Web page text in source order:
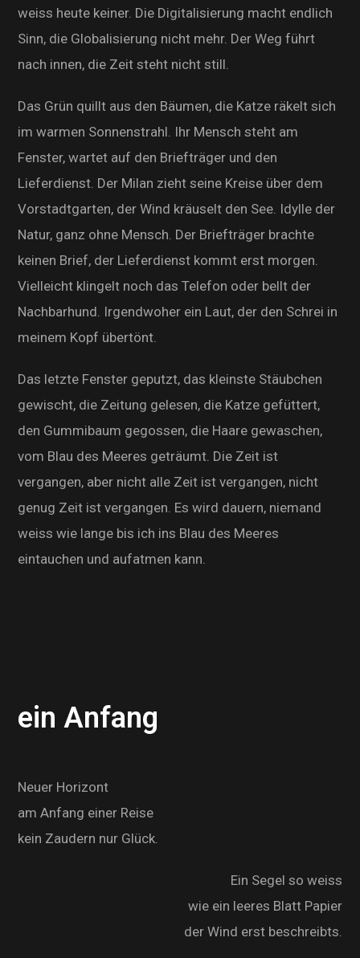
weiss heute keiner. Die Digitalisierung macht endlich
Sinn, die Globalisierung nicht mehr. Der Weg führt
nach innen, die Zeit steht nicht still.
Das Grün quillt aus den Bäumen, die Katze räkelt sich
im warmen Sonnenstrahl. Ihr Mensch steht am
Fenster, wartet auf den Briefträger und den
Lieferdienst. Der Milan zieht seine Kreise über dem
Vorstadtgarten, der Wind kräuselt den See. Idylle der
Natur, ganz ohne Mensch. Der Briefträger brachte
keinen Brief, der Lieferdienst kommt erst morgen.
Vielleicht klingelt noch das Telefon oder bellt der
Nachbarhund. Irgendwoher ein Laut, der den Schrei in
meinem Kopf übertönt.
Das letzte Fenster geputzt, das kleinste Stäubchen
gewischt, die Zeitung gelesen, die Katze gefüttert,
den Gummibaum gegossen, die Haare gewaschen,
vom Blau des Meeres geträumt. Die Zeit ist
vergangen, aber nicht alle Zeit ist vergangen, nicht
genug Zeit ist vergangen. Es wird dauern, niemand
weiss wie lange bis ich ins Blau des Meeres
eintauchen und aufatmen kann.
ein Anfang
Neuer Horizont
am Anfang einer Reise
kein Zaudern nur Glück.
Ein Segel so weiss
wie ein leeres Blatt Papier
der Wind erst beschreibts.